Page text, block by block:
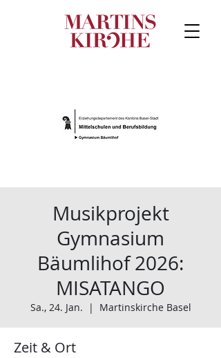
Musikprojekt
Gymnasium
Bäumlihof 2026:
MISATANGO
Sa., 24. Jan.
  |
Martinskirche Basel
Zeit & Ort